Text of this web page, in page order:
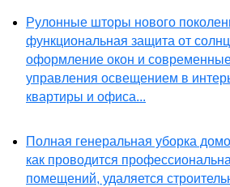
Рулонные шторы нового
функциональная защита от
оформление окон и современные
управления освещением в
квартиры и офиса...
Полная генеральная уборка
как проводится
помещений, удаляется